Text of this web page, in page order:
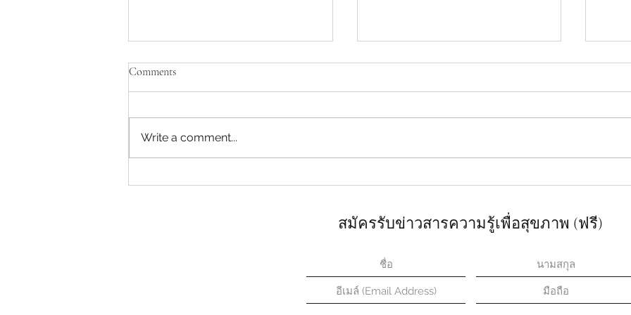
ว่าด้วยเรื่องของ กรดอะมิโน
กำเนิดซุปไก่สกัดแบรนด์คน
ไตว
Comments
Write a comment...
สมัครรับข่าวสารความรู้เพื่อสุขภาพ (ฟรี)